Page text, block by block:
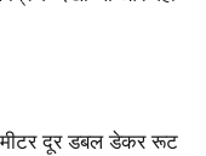
दूर डबल डेकर रूट